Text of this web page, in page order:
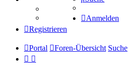
Tipprunde
Comunio
Anmelden
Registrieren
Portal Foren-Übersicht Suche